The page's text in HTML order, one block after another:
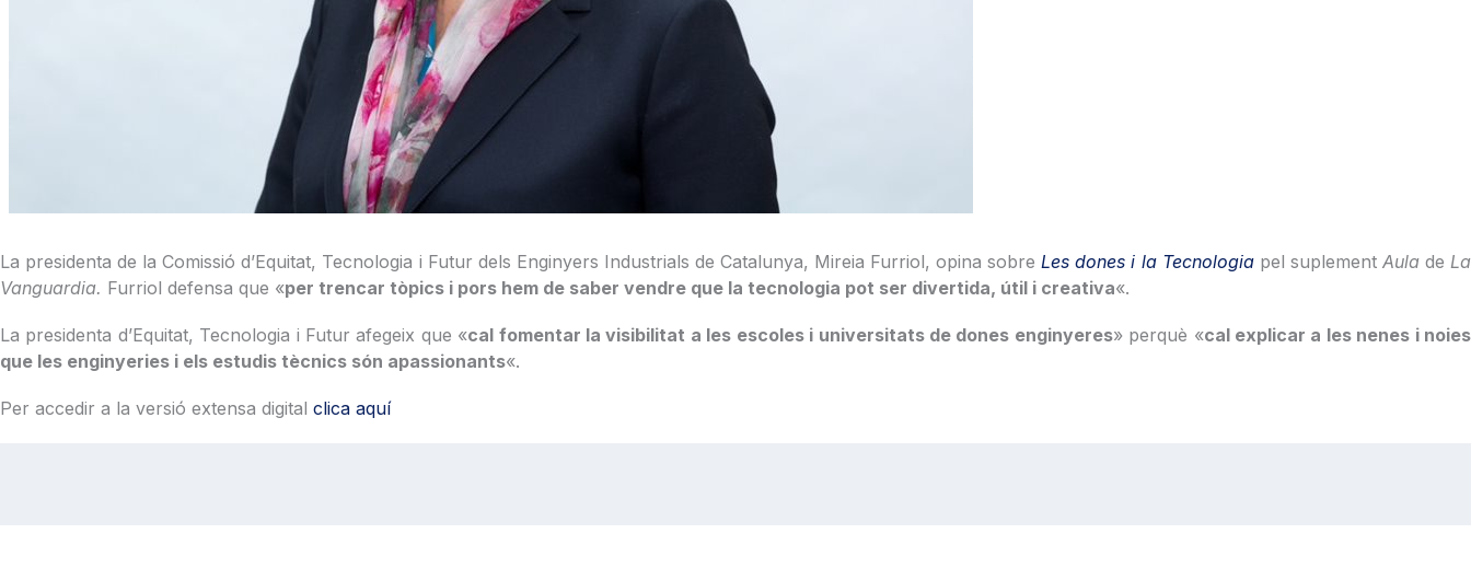
La presidenta de la Comissió d’Equitat, Tecnologia i Futur dels Enginyers Industrials de Catalunya, Mireia Furriol, opina sobre Les dones i la Tecnologiapel suplement Aula de La
Vanguardia. Furriol defensa que «per trencar tòpics i pors hem de saber vendre que la tecnologia pot ser divertida, útil i creativa«.
La presidenta d’Equitat, Tecnologia i Futur afegeix que «cal fomentar la visibilitat a les escoles i universitats de dones enginyeres» perquè «cal explicar a les nenes i noies
que les enginyeries i els estudis tècnics són apassionants«.
Per accedir a la versió extensa digital clica aquí